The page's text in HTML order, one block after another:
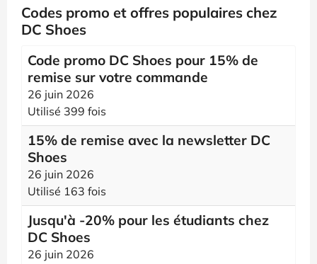
Codes promo et offres populaires chez
DC Shoes
Code promo DC Shoes pour 15% de
remise sur votre commande
26 juin 2026
Utilisé 399 fois
15% de remise avec la newsletter DC
Shoes
26 juin 2026
Utilisé 163 fois
Jusqu'à -20% pour les étudiants chez
DC Shoes
26 juin 2026